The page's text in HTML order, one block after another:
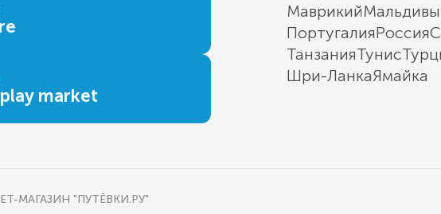
market
МаврикийМальдивы
ПортугалияРоссия
ТанзанияТунис
Шри-ЛанкаЯмайка
МАГАЗИН "ПУТЁВКИ.РУ"